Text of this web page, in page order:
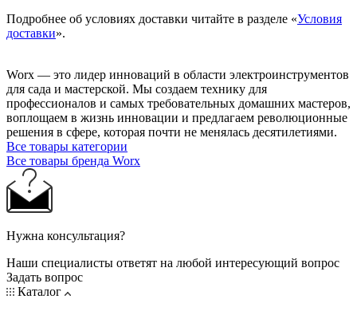
Подробнее об условиях доставки читайте в разделе «Условия
доставки».
Worx — это лидер инноваций в области электроинструментов
для сада и мастерcкой. Мы создаем технику для
профессионалов и самых требовательных домашних мастеров,
воплощаем в жизнь инновации и предлагаем революционные
решения в сфере, которая почти не менялась десятилетиями.
Все товары категории
Все товары бренда Worx
Нужна консультация?
Наши специалисты ответят на любой интересующий вопрос
Задать вопрос
Каталог